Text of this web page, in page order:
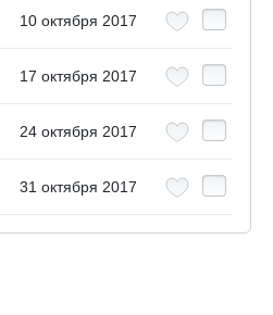
10 октября 2017
17 октября 2017
24 октября 2017
31 октября 2017